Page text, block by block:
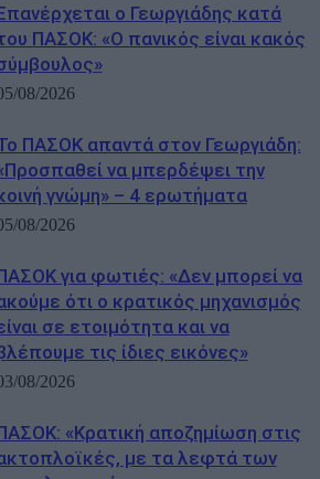
ο Γεωργιάδης κατά
ΠΑΣΟΚ: «Ο πανικός είναι κακός
08/2026
ΠΑΣΟΚ απαντά στον Γεωργιάδη:
να μπερδέψει την
γνώμη» – 4 ερωτήματα
08/2026
για φωτιές: «Δεν μπορεί να
ότι ο κρατικός μηχανισμός
σε ετοιμότητα και να
τις ίδιες εικόνες»
08/2026
«Κρατική αποζημίωση στις
με τα λεφτά των